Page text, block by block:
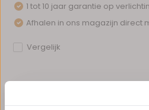
1 tot 10 jaar garantie op
Afhalen in ons magazijn direct
Vergelijk